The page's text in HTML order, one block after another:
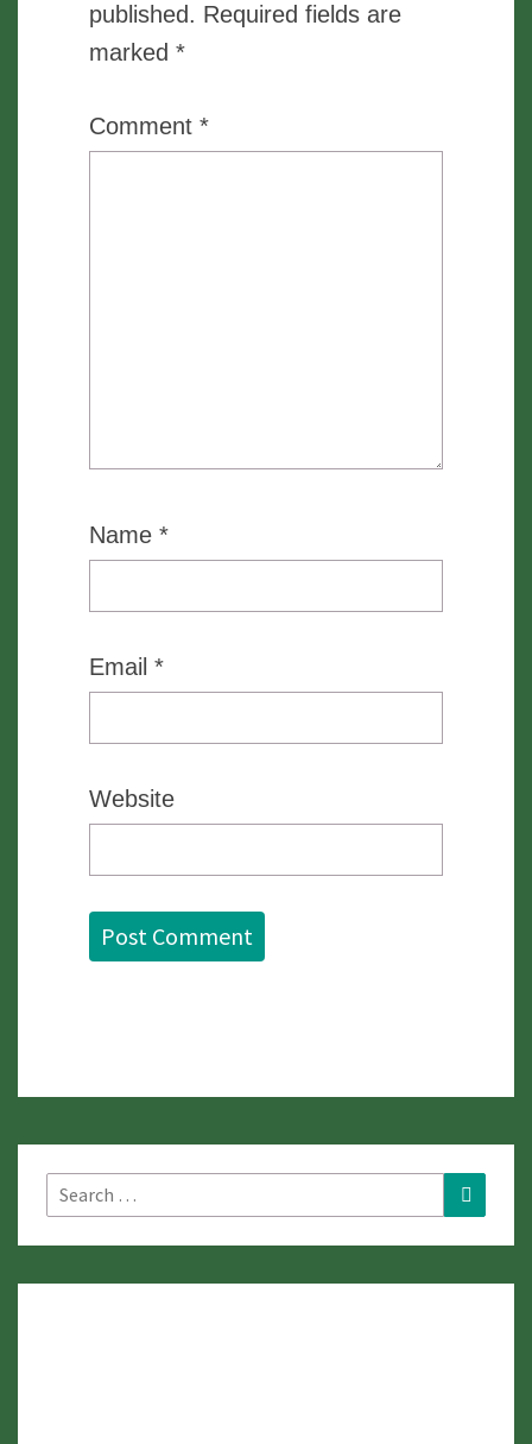
published. Required fields are
marked *
Comment *
Name *
Email *
Website
Search
for:
Search